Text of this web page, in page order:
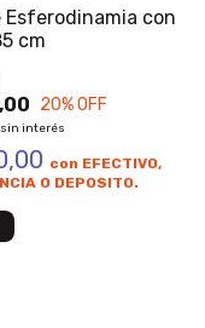
Esferodinamia con
cm
20% OFF
sin interés
con EFECTIVO,
O DEPOSITO.